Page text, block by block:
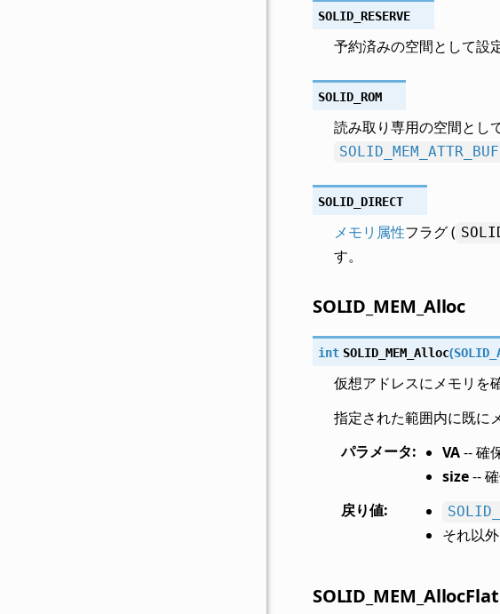
SOLID_RESERVE
予約済みの空間として設
SOLID_ROM
読み取り専用の空間とし
SOLID_DIRECT
メモリ属性フラグ (
す。
SOLID_MEM_Alloc
int SOLID_MEM_Alloc(
仮想アドレスにメモリを
指定された範囲内に既に
パラメータ: VA-- 確
size--
戻り値:
それ以
SOLID_MEM_AllocFlat